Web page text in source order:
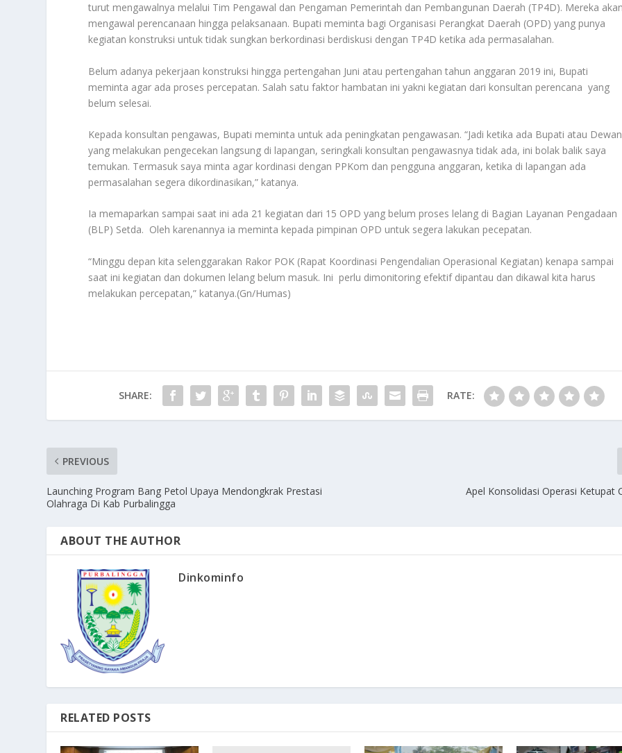
turut mengawalnya melalui Tim Pengawal dan Pengaman Pemerintah dan Pembangunan Daerah (TP4D). Mereka
mengawal perencanaan hingga pelaksanaan. Bupati meminta bagi Organisasi Perangkat Daerah (OPD) yang punya
kegiatan konstruksi untuk tidak sungkan berkordinasi berdiskusi dengan TP4D ketika ada permasalahan.
Belum adanya pekerjaan konstruksi hingga pertengahan Juni atau pertengahan tahun anggaran 2019 ini, Bupati
meminta agar ada proses percepatan. Salah satu faktor hambatan ini yakni kegiatan dari konsultan perencana yang
belum selesai.
Kepada konsultan pengawas, Bupati meminta untuk ada peningkatan pengawasan. “Jadi ketika ada Bupati atau Dewan
yang melakukan pengecekan langsung di lapangan, seringkali konsultan pengawasnya tidak ada, ini bolak balik saya
temukan. Termasuk saya minta agar kordinasi dengan PPKom dan pengguna anggaran, ketika di lapangan ada
permasalahan segera dikordinasikan,” katanya.
Ia memaparkan sampai saat ini ada 21 kegiatan dari 15 OPD yang belum proses lelang di Bagian Layanan Pengadaan
(BLP) Setda. Oleh karenannya ia meminta kepada pimpinan OPD untuk segera lakukan pecepatan.
“Minggu depan kita selenggarakan Rakor POK (Rapat Koordinasi Pengendalian Operasional Kegiatan) kenapa sampai
saat ini kegiatan dan dokumen lelang belum masuk. Ini perlu dimonitoring efektif dipantau dan dikawal kita harus
melakukan percepatan,” katanya.(Gn/Humas)
SHARE: RATE:
PREVIOUS
Launching Program Bang Petol Upaya Mendongkrak Prestasi
Olahraga Di Kab Purbalingga
Apel Konsolidasi Operasi Ketupat
ABOUT THE AUTHOR
Dinkominfo
RELATED POSTS